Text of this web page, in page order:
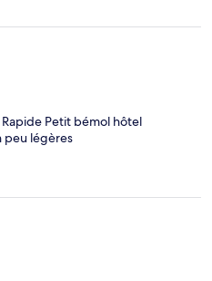
Petit bémol hôtel
peu légères